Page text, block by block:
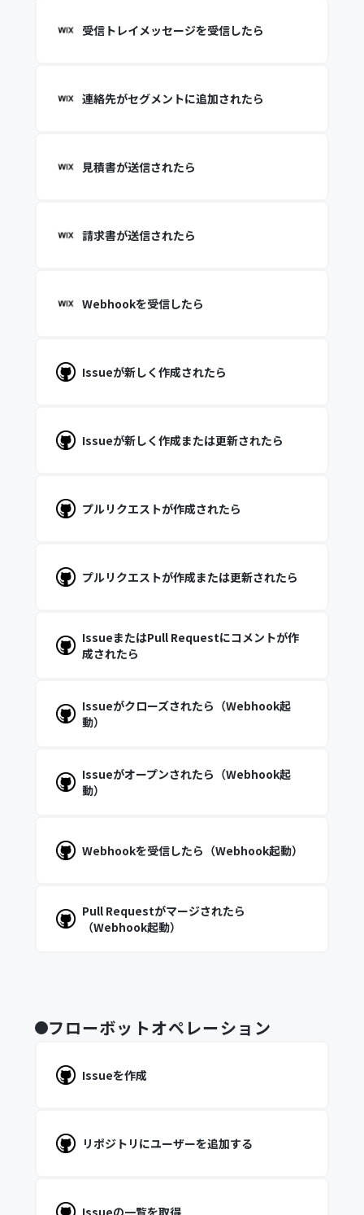
受信トレイメッセージを受信したら
連絡先がセグメントに追加されたら
見積書が送信されたら
請求書が送信されたら
Webhookを受信したら
Issueが新しく作成されたら
Issueが新しく作成または更新されたら
プルリクエストが作成されたら
プルリクエストが作成または更新されたら
IssueまたはPull Requestにコメントが作
成されたら
Issueがクローズされたら（Webhook起
動）
Issueがオープンされたら（Webhook起
動）
Webhookを受信したら（Webhook起動）
Pull Requestがマージされたら
（Webhook起動）
フローボットオペレーション
Issueを作成
リポジトリにユーザーを追加する
Issueの一覧を取得